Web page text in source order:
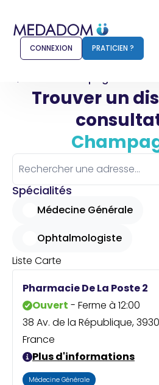
Comment ça marche ?
Pharmacien
Connexion
Praticien ?
CONNEXION PRATICIEN ?
Champagnole
Trouver un
Spécialités
Médecine Générale
Ophtalmologiste
Liste Carte
Pharmacie De La Poste 2
Ouvert - Ferme à 12:00
38 Av. de la République,
France
Plus d'informations
Médecine Générale